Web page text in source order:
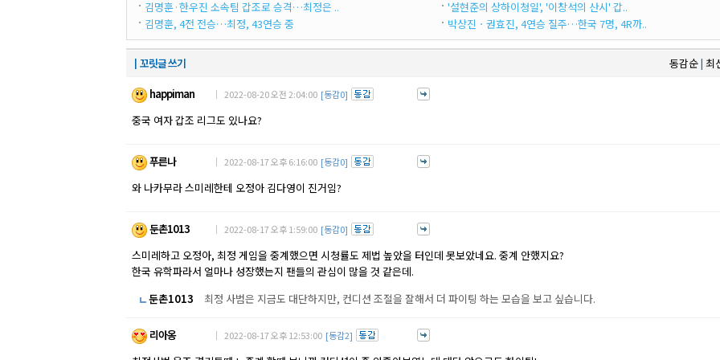
김명훈·한우진 소속팀 갑조로 승격…최정은 ..
김명훈, 4전 전승…최정, 43연승 중
'설현준의 상하이청일', '이창석의 산시' 갑..
박상진ㆍ권효진, 4연승 질주…한국 7명, 4R까..
┃꼬릿글 쓰기 동감순| 최
happiman
｜ 2022-08-20 오전 2:04:00 [동감0]
중국 여자 갑조 리그도 있나요?
푸른나 ｜ 2022-08-17 오후 6:16:00 [동감0]
와 나카무라 스미레한테 오정아 김다영이 진거임?
둔촌1013 ｜ 2022-08-17 오후 1:59:00 [동감0]
스미레하고 오정아, 최정 게임을 중계했으면 시청률도 제법 높았을 터인데 못보았네요. 중계 안했지요?
한국 유학파라서 얼마나 성장했는지 팬들의 관심이 많을 것 같은데.
둔촌1013
최정 사범은 지금도 대단하지만, 컨디션 조절을 잘해서 더 파이팅 하는 모습을 보고 싶습니다.
리아옹 ｜ 2022-08-17 오후 12:53:00 [동감2]